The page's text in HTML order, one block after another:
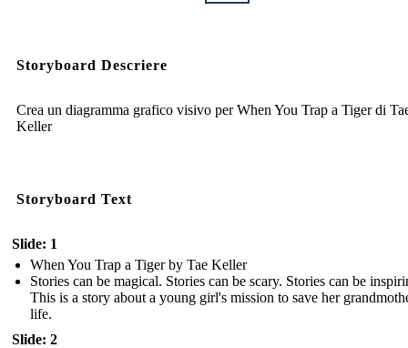
Storyboard Descriere
Crea un diagramma grafico visivo per When You Trap a Tiger di
Keller
Storyboard Text
Slide: 1
When You Trap a Tiger by Tae Keller
Stories can be magical. Stories can be scary. Stories can be
This is a story about a young girl's mission to save her
life.
Slide: 2